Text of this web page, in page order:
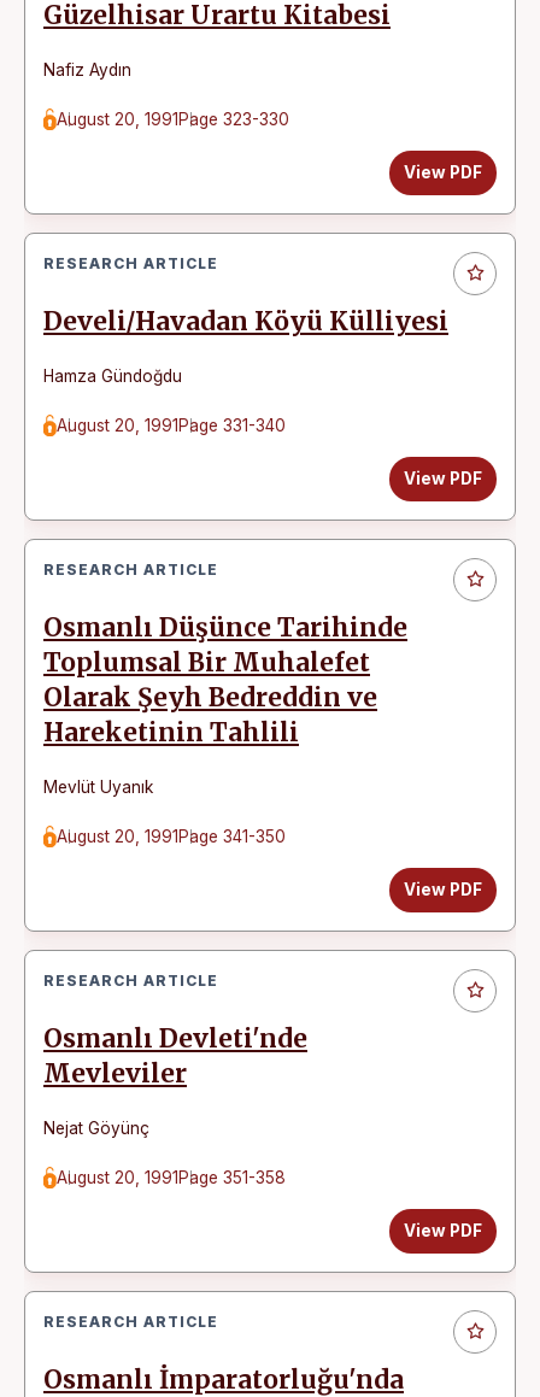
Güzelhisar Urartu Kitabesi
Nafiz Aydın
August 20, 1991 Page 323-330
View PDF
RESEARCH ARTICLE
Develi/Havadan Köyü Külliyesi
Hamza Gündoğdu
August 20, 1991 Page 331-340
View PDF
RESEARCH ARTICLE
Osmanlı Düşünce Tarihinde
Toplumsal Bir Muhalefet
Olarak Şeyh Bedreddin ve
Hareketinin Tahlili
Mevlüt Uyanık
August 20, 1991 Page 341-350
View PDF
RESEARCH ARTICLE
Osmanlı Devleti'nde
Mevleviler
Nejat Göyünç
August 20, 1991 Page 351-358
View PDF
RESEARCH ARTICLE
Osmanlı İmparatorluğu'nda